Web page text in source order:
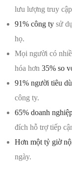
lưu lượng truy
91% công ty sử
họ.
Mọi người có
hóa hơn 35% so
91% người tiêu
công ty.
65% doanh
đích hỗ trợ tiếp
Hơn một tỷ giờ
ngày.